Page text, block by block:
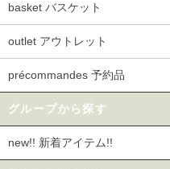
basket バスケット
outlet アウトレット
précommandes 予約品
グループから探す
new!! 新着アイテム!!